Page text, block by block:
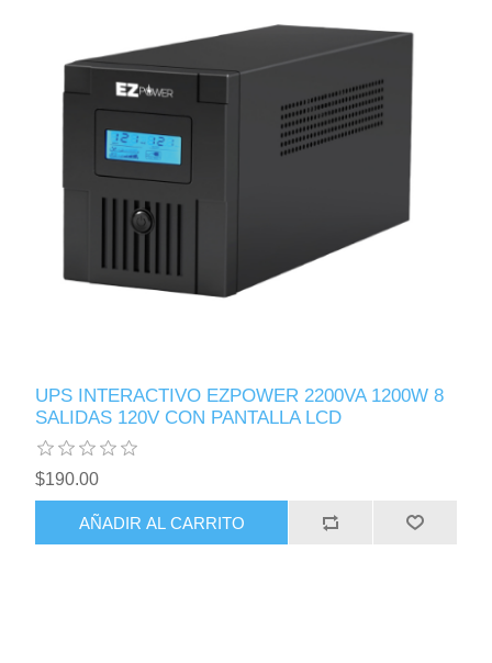
UPS INTERACTIVO EZPOWER 2200VA 1200W 8
SALIDAS 120V CON PANTALLA LCD
$190.00
AÑADIR AL CARRITO